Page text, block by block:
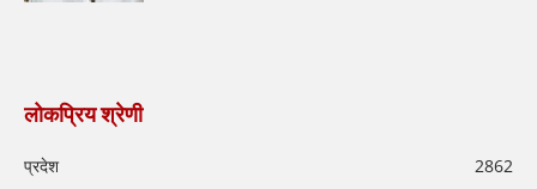
लोकप्रिय श्रेणी
प्रदेश
2862